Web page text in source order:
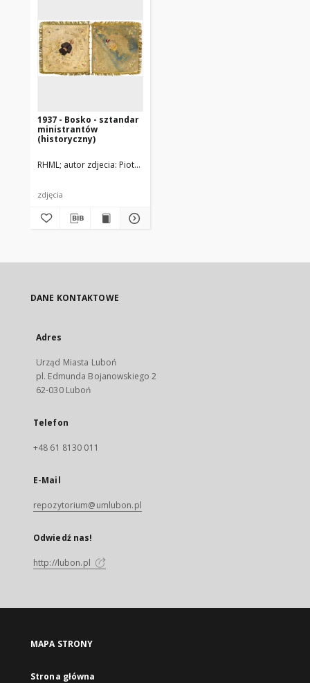
1937 - Bosko - sztandar
ministrantów
(historyczny)
RHML autor zdjecia: Piotr Ruszkowski
zdjęcia
DANE KONTAKTOWE
Adres
Urząd Miasta Luboń
pl. Edmunda Bojanowskiego 2
62-030 Luboń
Telefon
+48 61 8130 011
E-Mail
repozytorium@umlubon.pl
Odwiedź nas!
http://lubon.pl
MAPA STRONY
Strona główna